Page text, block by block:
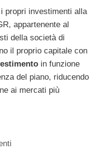
propri investimenti alla
appartenente al
della società di
il proprio capitale con
in funzione
del piano, riducendo
ai mercati più